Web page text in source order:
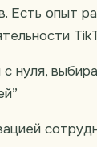
Есть опыт
нуля,